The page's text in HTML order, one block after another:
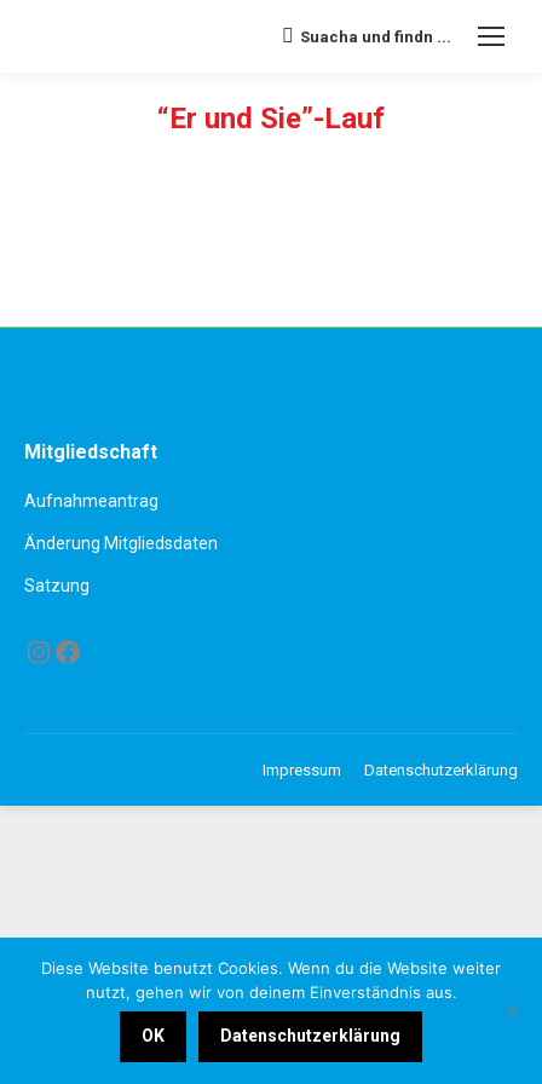
Search:
Suacha und findn ...
“Er und Sie”-Lauf
Mitgliedschaft
Aufnahmeantrag
Änderung Mitgliedsdaten
Satzung
Instagram
Facebook
Impressum Datenschutzerklärung
Diese Website benutzt Cookies. Wenn du die Website weiter
nutzt, gehen wir von deinem Einverständnis aus.
OK Datenschutzerklärung